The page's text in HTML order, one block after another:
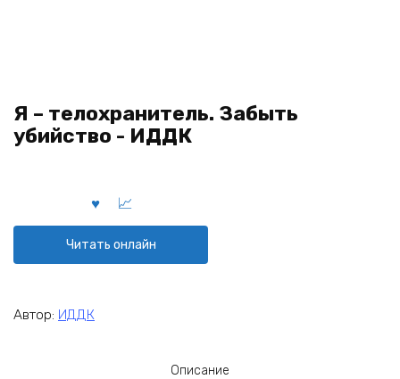
Я – телохранитель. Забыть
убийство - ИДДК
Читать онлайн
Автор: ИДДК
Описание